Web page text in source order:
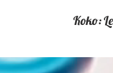
Koko: